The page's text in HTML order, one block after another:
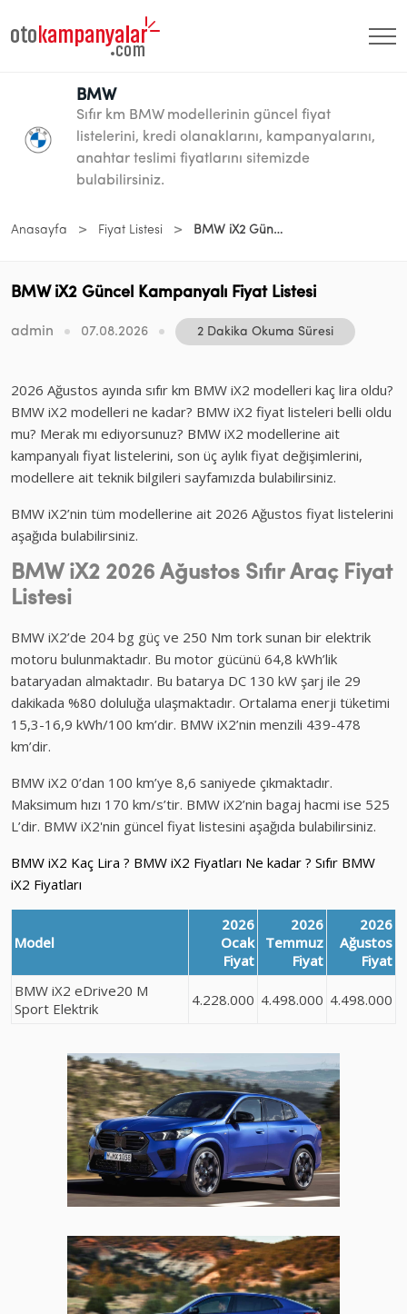
BMW
Sıfır km BMW modellerinin güncel fiyat
listelerini, kredi olanaklarını, kampanyalarını,
anahtar teslimi fiyatlarını sitemizde
bulabilirsiniz.
Anasayfa > Fiyat Listesi > BMW iX2 Güncel Kampanyalı Fiyat Listesi
BMW iX2 Güncel Kampanyalı Fiyat Listesi
admin 07.08.2026 2 Dakika Okuma Süresi
2026 Ağustos ayında sıfır km BMW iX2 modelleri kaç lira oldu?
BMW iX2 modelleri ne kadar? BMW iX2 fiyat listeleri belli oldu
mu? Merak mı ediyorsunuz? BMW iX2 modellerine ait
kampanyalı fiyat listelerini, son üç aylık fiyat değişimlerini,
modellere ait teknik bilgileri sayfamızda bulabilirsiniz.
BMW iX2’nin tüm modellerine ait 2026 Ağustos fiyat listelerini
aşağıda bulabilirsiniz.
BMW iX2 2026 Ağustos Sıfır Araç Fiyat
Listesi
BMW iX2’de 204 bg güç ve 250 Nm tork sunan bir elektrik
motoru bulunmaktadır. Bu motor gücünü 64,8 kWh’lik
bataryadan almaktadır. Bu batarya DC 130 kW şarj ile 29
dakikada %80 doluluğa ulaşmaktadır. Ortalama enerji tüketimi
15,3-16,9 kWh/100 km’dir. BMW iX2’nin menzili 439-478
km’dir.
BMW iX2 0’dan 100 km’ye 8,6 saniyede çıkmaktadır.
Maksimum hızı 170 km/s’tir. BMW iX2’nin bagaj hacmi ise 525
L’dir. BMW iX2'nin güncel fiyat listesini aşağıda bulabilirsiniz.
BMW iX2 Kaç Lira ? BMW iX2 Fiyatları Ne kadar ? Sıfır BMW
iX2 Fiyatları
Model
2026
Ocak
Fiyat
2026
Temmuz
Fiyat
2026
Ağustos
Fiyat
BMW iX2 eDrive20 M
Sport Elektrik
4.228.000 4.498.000 4.498.000